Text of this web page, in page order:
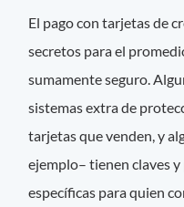
El pago con tarjetas de
secretos para el
sumamente seguro.
sistemas extra de
tarjetas que venden, y
ejemplo– tienen claves
específicas para quien